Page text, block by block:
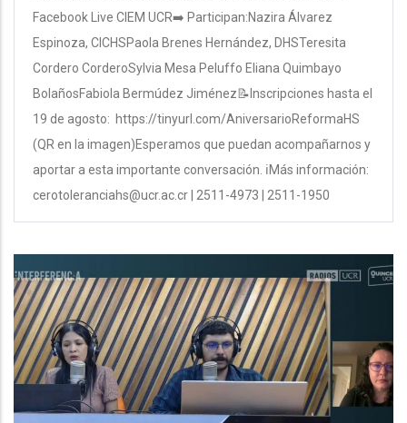
Facebook Live CIEM UCR➡️ Participan:Nazira Álvarez
Espinoza, CICHSPaola Brenes Hernández, DHSTeresita
Cordero CorderoSylvia Mesa Peluffo Eliana Quimbayo
BolañosFabiola Bermúdez Jiménez📝Inscripciones hasta el
19 de agosto: https://tinyurl.com/AniversarioReformaHS
(QR en la imagen)Esperamos que puedan acompañarnos y
aportar a esta importante conversación. ℹ️Más información:
cerotoleranciahs@ucr.ac.cr | 2511-4973 | 2511-1950